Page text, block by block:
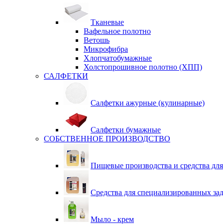
Тканевые
Вафельное полотно
Ветошь
Микрофибра
Хлопчатобумажные
Холстопрошивное полотно (ХПП)
САЛФЕТКИ
Салфетки ажурные (кулинарные)
Салфетки бумажные
СОБСТВЕННОЕ ПРОИЗВОДСТВО
Пищевые производства и средства
Средства для специализированных
Мыло - крем